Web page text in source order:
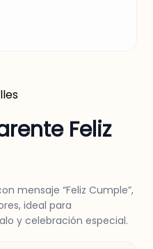
Feliz
mensaje “Feliz Cumple”,
ideal para
y celebración especial.